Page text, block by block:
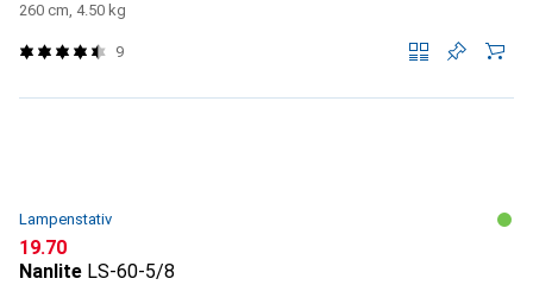
260 cm, 4.50 kg
9
Lampenstativ
CHF
19.70
Nanlite LS-60-5/8